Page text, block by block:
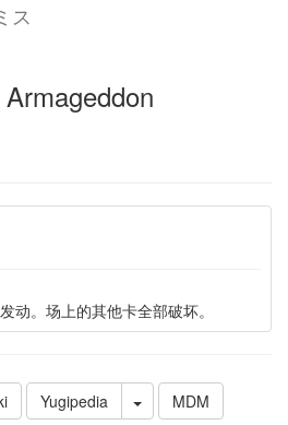
ス
。场上的其他卡全部破坏。
Yugipedia
MDM